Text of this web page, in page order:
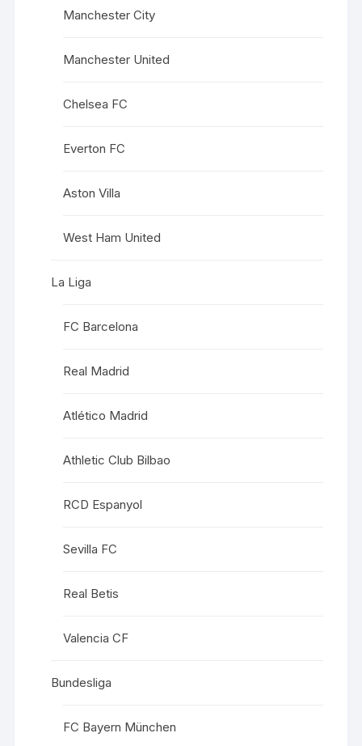
Manchester City
Manchester United
Chelsea FC
Everton FC
Aston Villa
West Ham United
La Liga
FC Barcelona
Real Madrid
Atlético Madrid
Athletic Club Bilbao
RCD Espanyol
Sevilla FC
Real Betis
Valencia CF
Bundesliga
FC Bayern München